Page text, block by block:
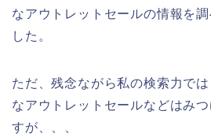
なアウトレットセールの情報を
した。
ただ、残念ながら私の検索力で
なアウトレットセールなどはみ
すが、、、